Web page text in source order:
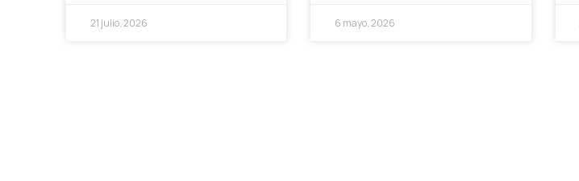
21 julio, 2026 6 mayo, 2026